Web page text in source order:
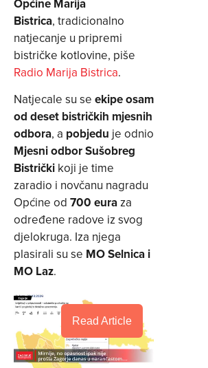
Općine Marija
Bistrica, tradicionalno
natjecanje u pripremi
bistričke kotlovine, piše
Radio Marija Bistrica.
Natjecale su se ekipe osam
od deset bistričkih mjesnih
odbora, a pobjedu je odnio
Mjesni odbor Sušobreg
Bistrički koji je time
zaradio i novčanu nagradu
Općine od 700 euraza
određene radove iz svog
djelokruga. Iza njega
plasirali su se MO Selnica i
MO Laz.
Read Article